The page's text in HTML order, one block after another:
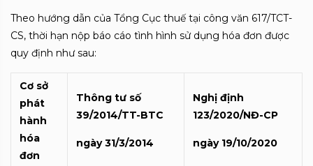
Theo hướng dẫn của Tổng Cục thuế tại công văn 617/TCT-
CS, thời hạn nộp báo cáo tình hình sử dụng hóa đơn được
quy định như sau:
Cơ sở
phát
hành
hóa
đơn
Thông tư số
39/2014/TT-BTC
ngày 31/3/2014
Nghị định
123/2020/NĐ-CP
ngày 19/10/2020